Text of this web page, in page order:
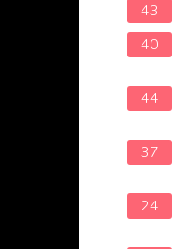
43
40
44
37
24